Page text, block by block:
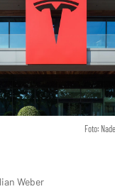
Foto:
Weber